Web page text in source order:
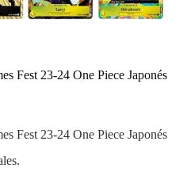
Fest 23-24 One Piece Japonés
Fest 23-24 One Piece Japonés